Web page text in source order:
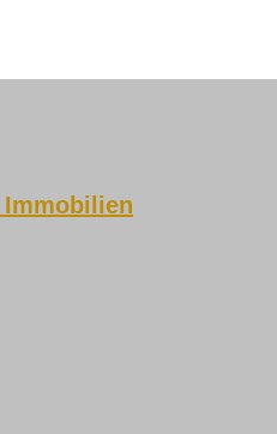
Immobilien